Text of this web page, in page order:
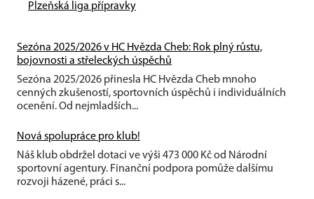
Plzeňská liga přípravky
Sezóna 2025/2026 v HC Hvězda Cheb: Rok plný růstu,
bojovnosti a střeleckých úspěchů
Sezóna 2025/2026 přinesla HC Hvězda Cheb mnoho
cenných zkušeností, sportovních úspěchů i individuálních
ocenění. Od nejmladších...
Nová spolupráce pro klub!
Náš klub obdržel dotaci ve výši 473 000 Kč od Národní
sportovní agentury. Finanční podpora pomůže dalšímu
rozvoji házené, práci s...